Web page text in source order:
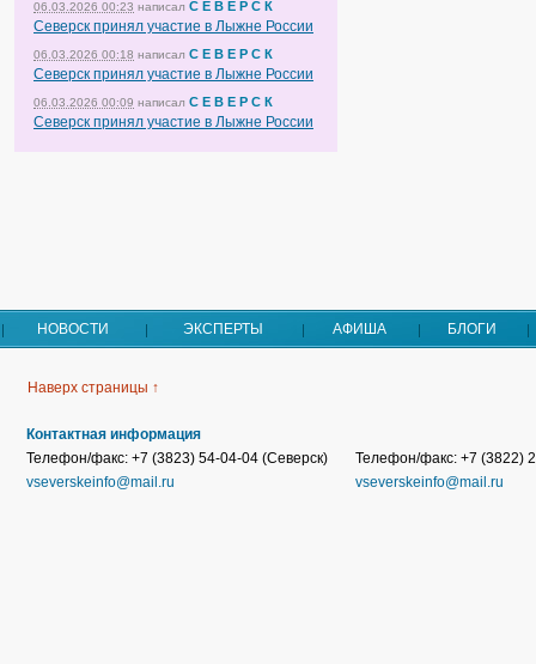
06.03.2026 00:23 написал С Е В Е Р С К
Северск принял участие в Лыжне России
06.03.2026 00:18 написал С Е В Е Р С К
Северск принял участие в Лыжне России
06.03.2026 00:09 написал С Е В Е Р С К
Северск принял участие в Лыжне России
НОВОСТИ ЭКСПЕРТЫ АФИША БЛОГИ
Наверх страницы ↑
Контактная информация
Телефон/факс: +7 (3823) 54-04-04 (Северск)
vseverskeinfo@mail.ru
Телефон/факс: +7 (3822)
vseverskeinfo@mail.ru